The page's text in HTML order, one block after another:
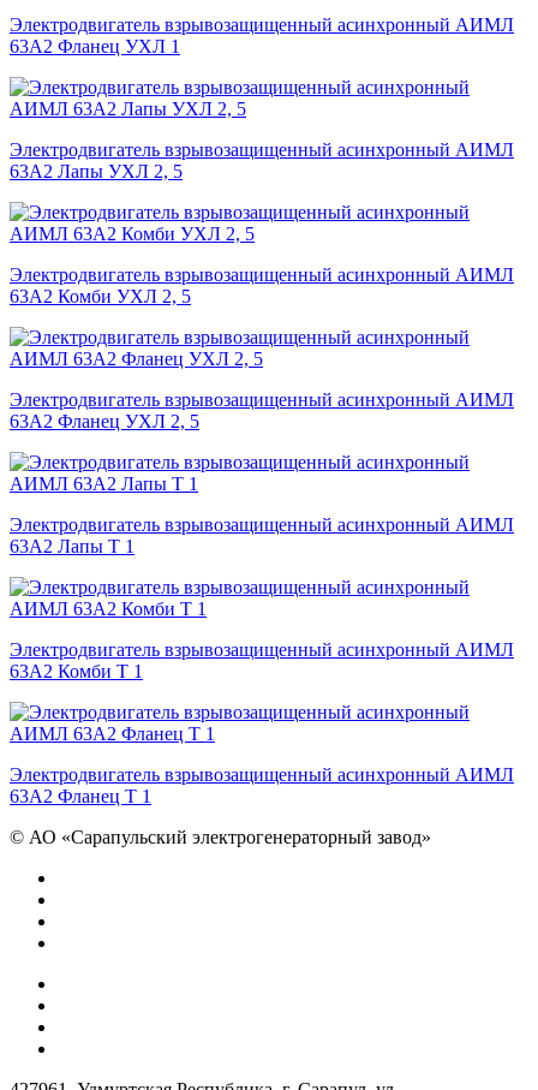
Электродвигатель взрывозащищенный асинхронный АИМЛ
63А2 Фланец УХЛ 1
Электродвигатель взрывозащищенный асинхронный АИМЛ
63А2 Лапы УХЛ 2, 5
Электродвигатель взрывозащищенный асинхронный АИМЛ
63А2 Комби УХЛ 2, 5
Электродвигатель взрывозащищенный асинхронный АИМЛ
63А2 Фланец УХЛ 2, 5
Электродвигатель взрывозащищенный асинхронный АИМЛ
63А2 Лапы Т 1
Электродвигатель взрывозащищенный асинхронный АИМЛ
63А2 Комби Т 1
Электродвигатель взрывозащищенный асинхронный АИМЛ
63А2 Фланец Т 1
© АО «Сарапульский электрогенераторный завод»